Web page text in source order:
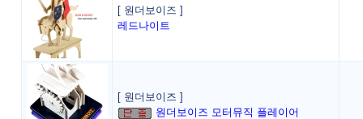
[ 원더보이즈 ]
레드나이트
[ 원더보이즈 ]
원더보이즈 모터뮤직 플레이어